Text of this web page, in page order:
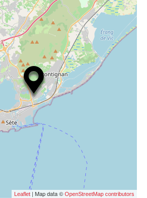
Leaflet | Map data © OpenStreetMap contributors